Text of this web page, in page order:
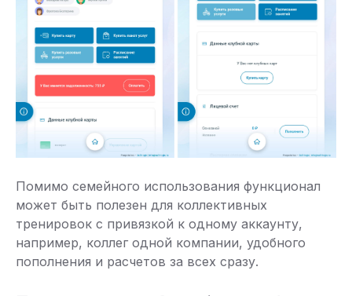
Помимо семейного использования функционал
может быть полезен для коллективных
тренировок с привязкой к одному аккаунту,
например, коллег одной компании, удобного
пополнения и расчетов за всех сразу.